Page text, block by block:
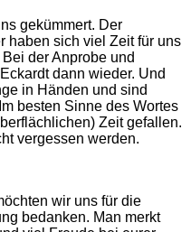
gekümmert. Der
haben sich viel Zeit für uns
der Anprobe und
dann wieder. Und
in Händen und sind
besten Sinne des Wortes
Zeit gefallen.
vergessen werden.
wir uns für die
bedanken. Man merkt